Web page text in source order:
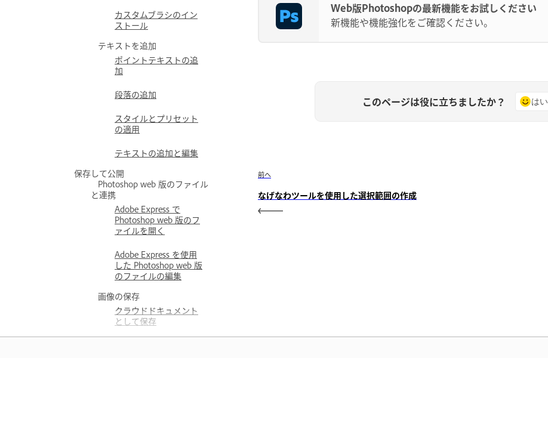
カスタムブラシのイン
ストール
テキストを追加
ポイントテキストの追
加
段落の追加
スタイルとプリセット
の適用
テキストの追加と編集
保存して公開
Photoshop web 版のファイル
と連携
Adobe Express で
Photoshop web 版のフ
ァイルを開く
Adobe Express を使用
した Photoshop web 版
のファイルの編集
画像の保存
クラウドドキュメント
として保存
Web版Photoshopの最新機能をお試しください
新機能や機能強化をご確認ください。
このページは役に立ちましたか？ はい
前へ
なげなわツールを使用した選択範囲の作成